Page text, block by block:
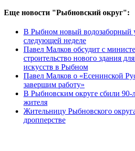
Еще новости "Рыбновский округ":
В Рыбном новый водозаборный
следующей неделе
Павел Малков обсудит с
строительство нового здания
искусств в Рыбном
Павел Малков о «Есенинской
завершим работу»
В Рыбновским округе сбили 90-
жителя
Жительницу Рыбновского
дропперстве